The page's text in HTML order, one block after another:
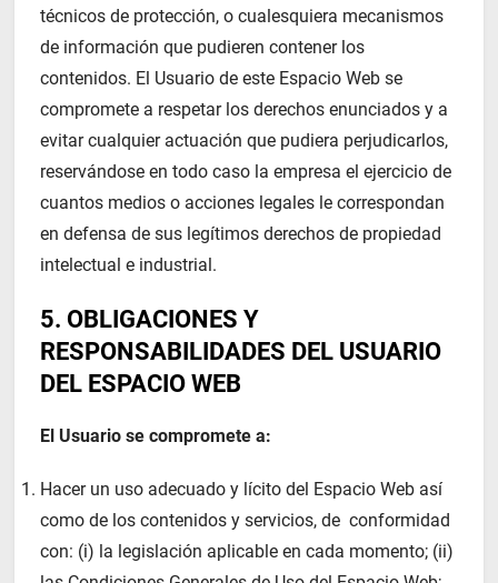
técnicos de protección, o cualesquiera mecanismos
de información que pudieren contener los
contenidos. El Usuario de este Espacio Web se
compromete a respetar los derechos enunciados y a
evitar cualquier actuación que pudiera perjudicarlos,
reservándose en todo caso la empresa el ejercicio de
cuantos medios o acciones legales le correspondan
en defensa de sus legítimos derechos de propiedad
intelectual e industrial.
5. OBLIGACIONES Y
RESPONSABILIDADES DEL USUARIO
DEL ESPACIO WEB
El Usuario se compromete a:
Hacer un uso adecuado y lícito del Espacio Web así
como de los contenidos y servicios, de conformidad
con: (i) la legislación aplicable en cada momento; (ii)